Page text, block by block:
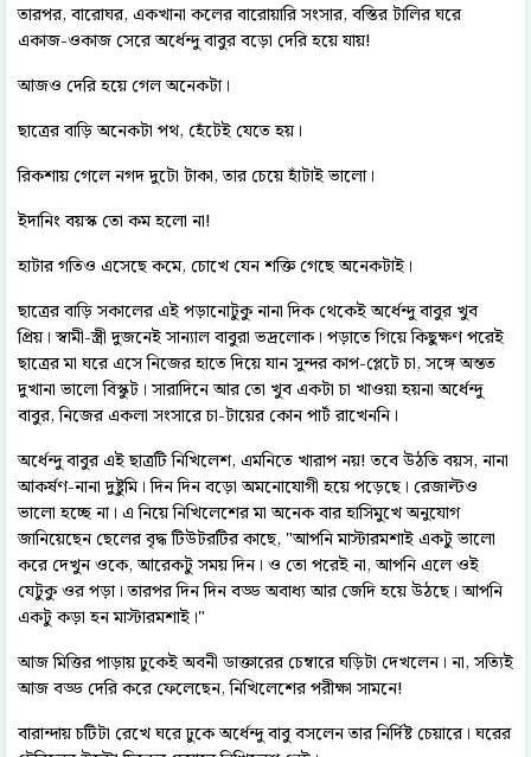
তারপর, বারোঘর, একখানা কলের বারোয়ারি সংসার, বস্তির টালির ঘরে
একাজ-ওকাজ সেরে অর্ধেন্দু বাবুর বড়ো দেরি হয়ে যায়!
আজও দেরি হয়ে গেল অনেকটা।
ছাত্রের বাড়ি অনেকটা পথ, হেঁটেই যেতে হয়।
রিকশায় গেলে নগদ দুটো টাকা, তার চেয়ে হাঁটাই ভালো।
ইদানিং বয়স্ক তো কম হলো না!
হাটার গতিও এসেছে কমে, চোখে যেন শক্তি গেছে অনেকটাই।
ছাত্রের বাড়ি সকালের এই পড়ানোটুকু নানা দিক থেকেই অর্ধেন্দু বাবুর খুব
প্রিয়। স্বামী-স্ত্রী দুজনেই সান্যাল বাবুরা ভদ্রলোক। পড়াতে গিয়ে কিছুক্ষণ পরেই
ছাত্রের মা ঘরে এসে নিজের হাতে দিয়ে যান সুন্দর কাপ-প্লেটে চা, সঙ্গে অন্তত
দুখানা ভালো বিস্কুট। সারাদিনে আর তো খুব একটা চা খাওয়া হয়না অর্ধেন্দু
বাবুর, নিজের একলা সংসারে চা-টায়ের কোন পার্ট রাখেননি।
অর্ধেন্দু বাবুর এই ছাত্রটি নিখিলেশ, এমনিতে খারাপ নয়! তবে উঠতি বয়স, নানা
আকর্ষণ-নানা দুষ্টুমি। দিন দিন বড়ো অমনোযোগী হয়ে পড়েছে। রেজাল্টও
ভালো হচ্ছে না। এ নিয়ে নিখিলেশের মা অনেক বার হাসিমুখে অনুযোগ
জানিয়েছেন ছেলের বৃদ্ধ টিউটরটির কাছে, "আপনি মাস্টারমশাই একটু ভালো
করে দেখুন ওকে, আরেকটু সময় দিন। ও তো পরেই না, আপনি এলে ওই
যেটুকু ওর পড়া। তারপর দিন দিন বড্ড অবাধ্য আর জেদি হয়ে উঠছে। আপনি
একটু কড়া হন মাস্টারমশাই।"
আজ মিত্তির পাড়ায় ঢুকেই অবনী ডাক্তারের চেম্বারে ঘড়িটা দেখলেন। না, সত্যিই
আজ বড্ড দেরি করে ফেলেছেন, নিখিলেশের পরীক্ষা সামনে!
বারান্দায় চটিটা রেখে ঘরে ঢুকে অর্ধেন্দু বাবু বসলেন তার নির্দিষ্ট চেয়ারে। ঘরের